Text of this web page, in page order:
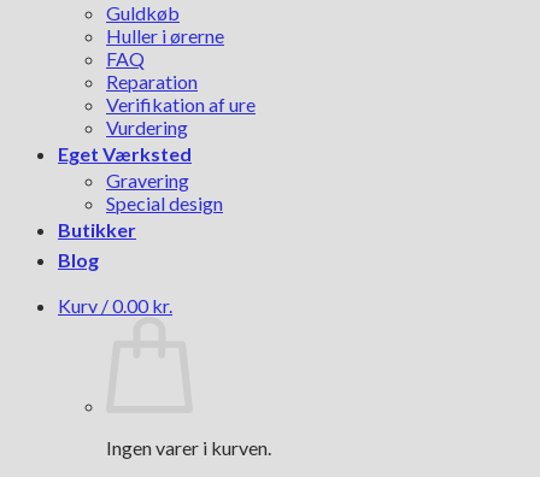
Guldkøb
Huller i ørerne
FAQ
Reparation
Verifikation af ure
Vurdering
Eget Værksted
Gravering
Special design
Butikker
Blog
Kurv /0.00 kr.
Ingen varer i kurven.